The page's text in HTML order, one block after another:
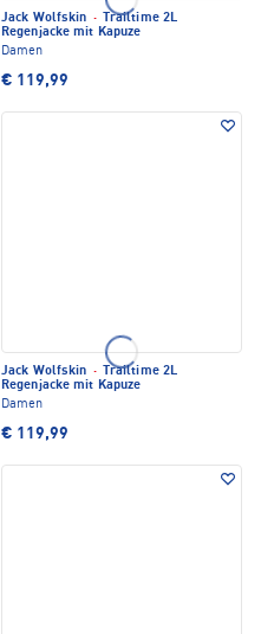
Jack Wolfskin ·
Trailtime 2L
Regenjacke mit Kapuze
Damen
€ 119,99
Jack Wolfskin ·
Trailtime 2L
Regenjacke mit Kapuze
Damen
€ 119,99